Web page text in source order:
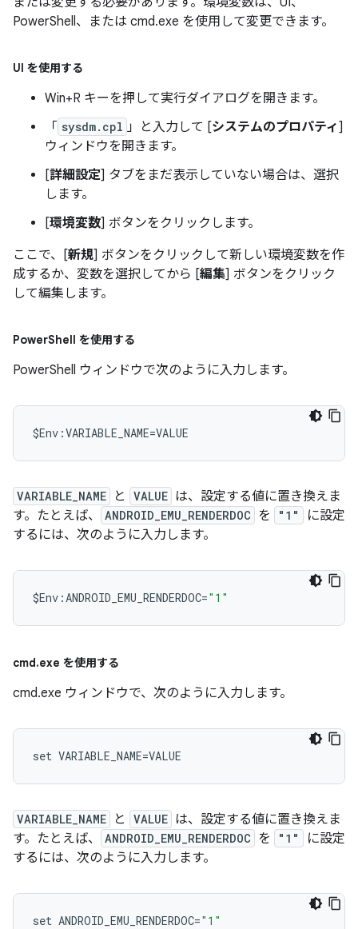
PowerShell、または cmd.exe を使用して変更できます。
UI を使用する
Win+R キーを押して実行ダイアログを開きます。
「 sysdm.cpl 」と入力して [システムのプロパティ]
ウィンドウを開きます。
[詳細設定] タブをまだ表示していない場合は、選択
します。
[環境変数] ボタンをクリックします。
ここで、[新規] ボタンをクリックして新しい環境変数を作
成するか、変数を選択してから [編集] ボタンをクリック
して編集します。
PowerShell を使用する
PowerShell ウィンドウで次のように入力します。
VARIABLE_NAME と VALUE は、設定する値に置き換えま
す。たとえば、
ANDROID_EMU_RENDERDOC を "1"
に設定
するには、次のように入力します。
$Env :ANDROID_EMU_RENDERDOC="1"
cmd.exe を使用する
cmd.exe ウィンドウで、次のように入力します。
VARIABLE_NAME と VALUE は、設定する値に置き換えま
す。たとえば、
ANDROID_EMU_RENDERDOC を "1"
に設定
するには、次のように入力します。
set ANDROID_EMU_RENDERDOC="1"